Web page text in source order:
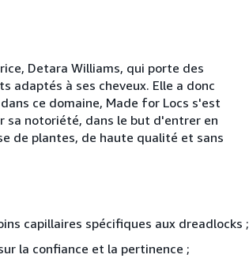
Detara Williams, qui porte des
adaptés à ses cheveux. Elle a donc
ce domaine, Made for Locs s'est
sa notoriété, dans le but d'entrer en
de plantes, de haute qualité et sans
capillaires spécifiques aux dreadlocks ;
la confiance et la pertinence ;